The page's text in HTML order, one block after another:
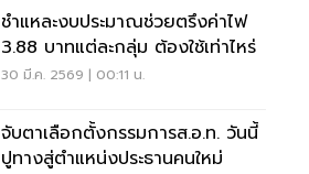
ชำแหละงบประมาณช่วยตรึงค่าไฟ
3.88 บาทแต่ละกลุ่ม ต้องใช้เท่าไหร่
30 มี.ค. 2569 | 00:11 น.
จับตาเลือกตั้งกรรมการส.อ.ท. วันนี้
ปูทางสู่ตำแหน่งประธานคนใหม่